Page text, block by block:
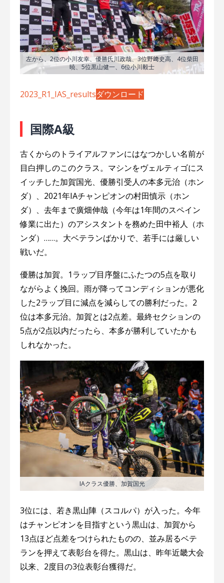
左から、2位の小川友幸、優勝氏川政哉、3位野﨑史高、4位柴田
暁、5位黒山健一、6位小川毅士
2023_R1_IAS_resultsダウンロード
国際A級
古くからのトライアルファンにはなつかしい名前が
目白押しのこのクラス。マシンをヴェルティゴにス
イッチした加賀国光、優勝引受人の本多元治（ホン
ダ）、2021年IAチャンピオンの村田慎示（ホン
ダ）、去年まで廣畑伸哉（今年は1年間のスペイン
修業に出た）のアシスタントを務めた田中裕人（ホ
ンダ）……。大ベテランばかりで、若手には厳しい
戦いだ。
優勝は加賀。1ラップ目序盤にふたつの5点を取り
ながらよく挽回。雨が降ってコンディションが悪化
した2ラップ目に減点を減らしての勝利だった。2
位は本多元治。加賀とは2点差。最終セクションの
5点が2点以内だったら、本多が勝利していたかも
しれなかった。
IAクラス優勝、加賀国光
3位には、若き黒山陣（スコルパ）が入った。今年
はチャンピオンを目指すという黒山は、加賀から
13点ほど点差をつけられたものの、並み居るベテ
ランを押えて表彰台を得た。黒山は、昨年近畿大会
以来、2度目の3位表彰台獲得だ。